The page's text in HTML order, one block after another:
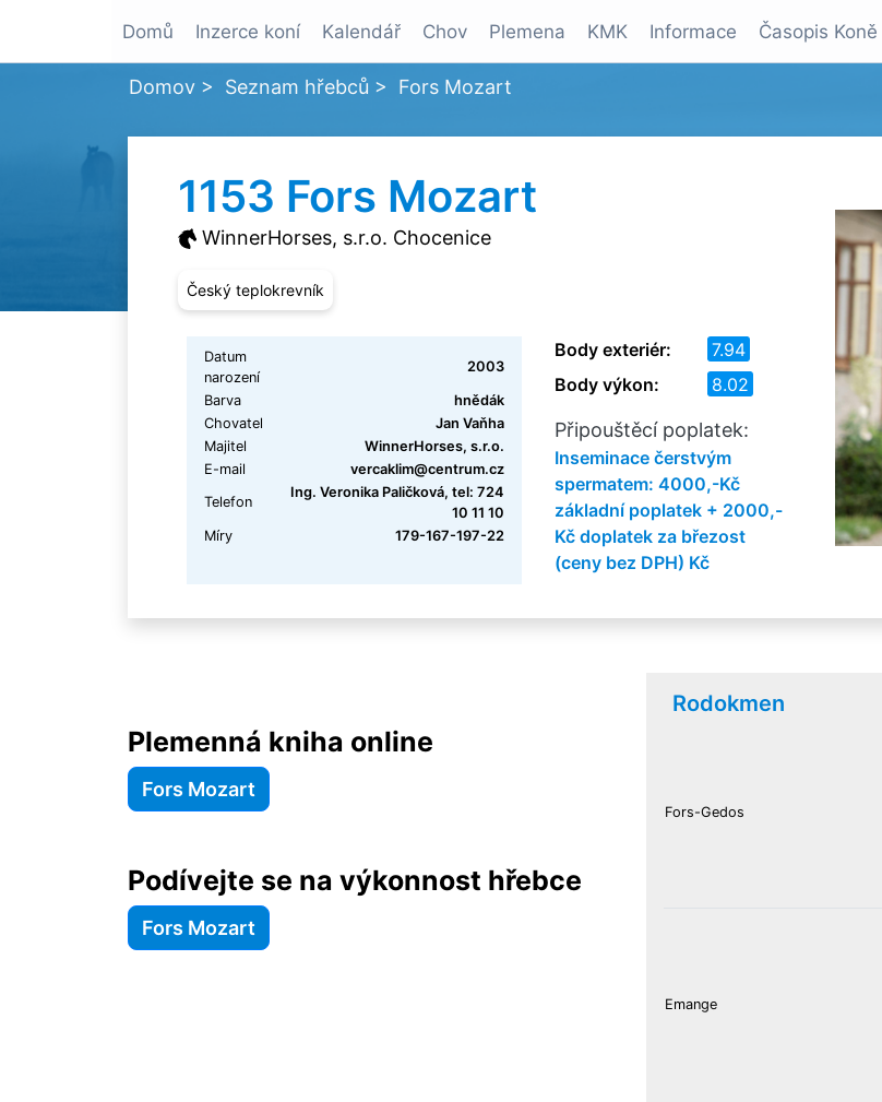
Domů Inzerce koní Kalendář Chov Plemena KMK Informace Časopis Koně
Domov > Seznam hřebců > Fors Mozart
1153 Fors Mozart
WinnerHorses, s.r.o. Chocenice
Český teplokrevník
Datum
narození
2003
Barva
hnědák
Chovatel
Jan Vaňha
Majitel
WinnerHorses, s.r.o.
E-mail
vercaklim@centrum.cz
Telefon
Ing. Veronika Paličková, tel: 724
10 11 10
Míry
179-167-197-22
Body exteriér:
7.94
Body výkon:
8.02
Připouštěcí poplatek:
Inseminace čerstvým
spermatem: 4000,-Kč
základní poplatek + 2000,-
Kč doplatek za březost
(ceny bez DPH) Kč
Plemenná kniha online
Fors Mozart
Podívejte se na výkonnost hřebce
Fors Mozart
Rodokmen
Fors-Gedos
Emange